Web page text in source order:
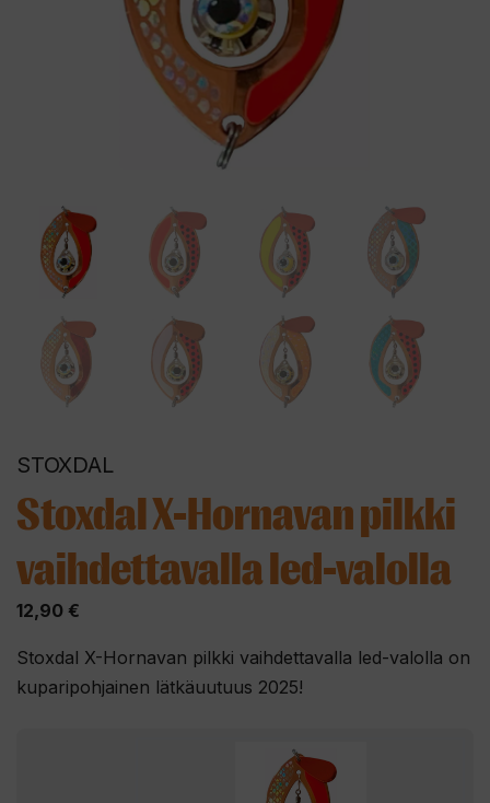
STOXDAL
Stoxdal X-Hornavan pilkki
vaihdettavalla led-valolla
12,90 €
Stoxdal X-Hornavan pilkki vaihdettavalla led-valolla on
kuparipohjainen lätkäuutuus 2025!